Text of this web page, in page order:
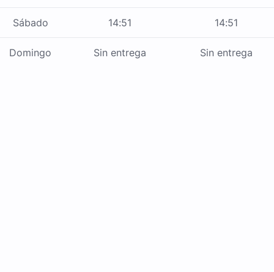
Sábado 14:51 14:51
Domingo Sin entrega Sin entrega